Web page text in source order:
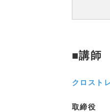
■講師
クロスト
取締役